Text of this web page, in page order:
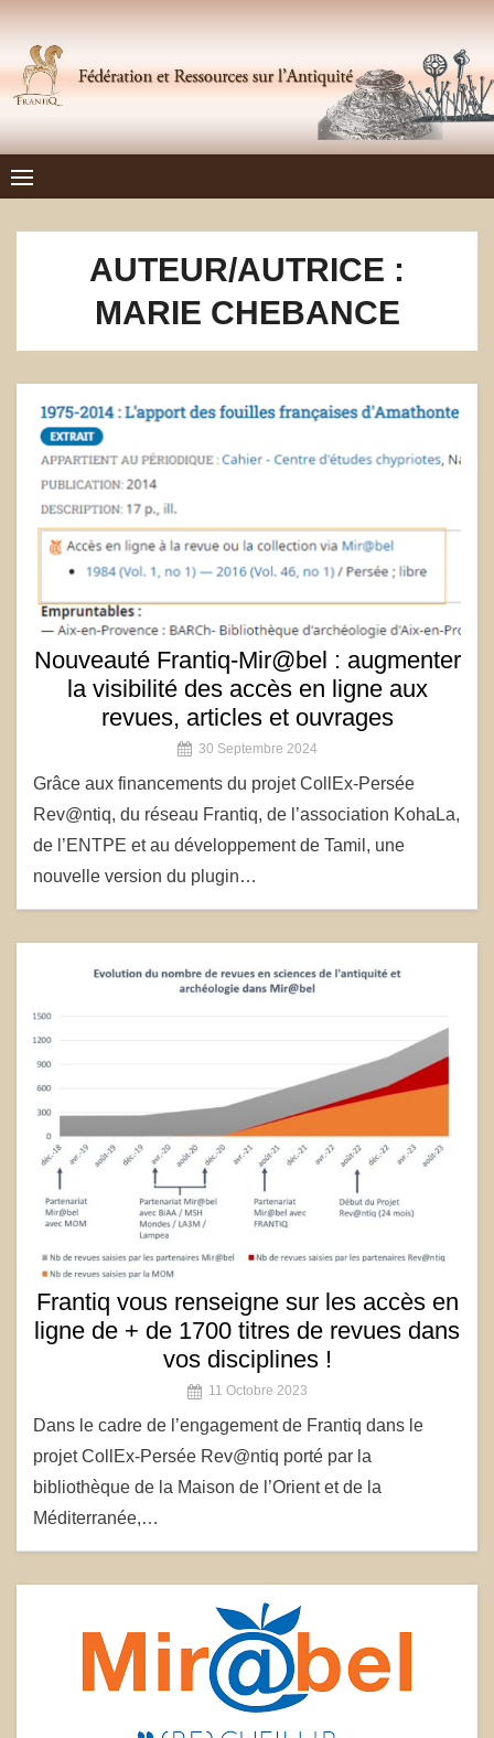
content
Frantiq
FÉDÉRATION ET RESSOURCES SUR L'ANTIQUITÉ
AUTEUR/AUTRICE :
MARIE CHEBANCE
Nouveauté Frantiq-Mir@bel : augmenter
la visibilité des accès en ligne aux
revues, articles et ouvrages
30 Septembre 2024
Grâce aux financements du projet CollEx-Persée
Rev@ntiq, du réseau Frantiq, de l’association KohaLa,
de l’ENTPE et au développement de Tamil, une
nouvelle version du plugin…
Frantiq vous renseigne sur les accès en
ligne de + de 1700 titres de revues dans
vos disciplines !
11 Octobre 2023
Dans le cadre de l’engagement de Frantiq dans le
projet CollEx-Persée Rev@ntiq porté par la
bibliothèque de la Maison de l’Orient et de la
Méditerranée,…